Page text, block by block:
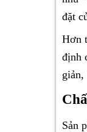
đặt
Hơn
định
giản,
Sản